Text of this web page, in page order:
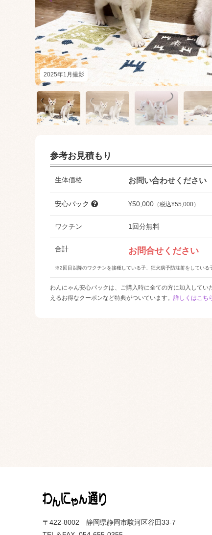
2025年1月撮影
参考お見積もり
生体価格 お問い合わせください
安心パック ¥50,000 （税込¥55,000）
ワクチン 1回分無料
合計 お問合せください
※2回目以降のワクチンを接種している子、狂犬病予防注射をしている
わんにゃん安心パックは、ご購入時に全ての方に加入してい
えるお得なクーポンなど特典がついています。 詳しくはこち
〒422-8002 静岡県静岡市駿河区谷田33-7